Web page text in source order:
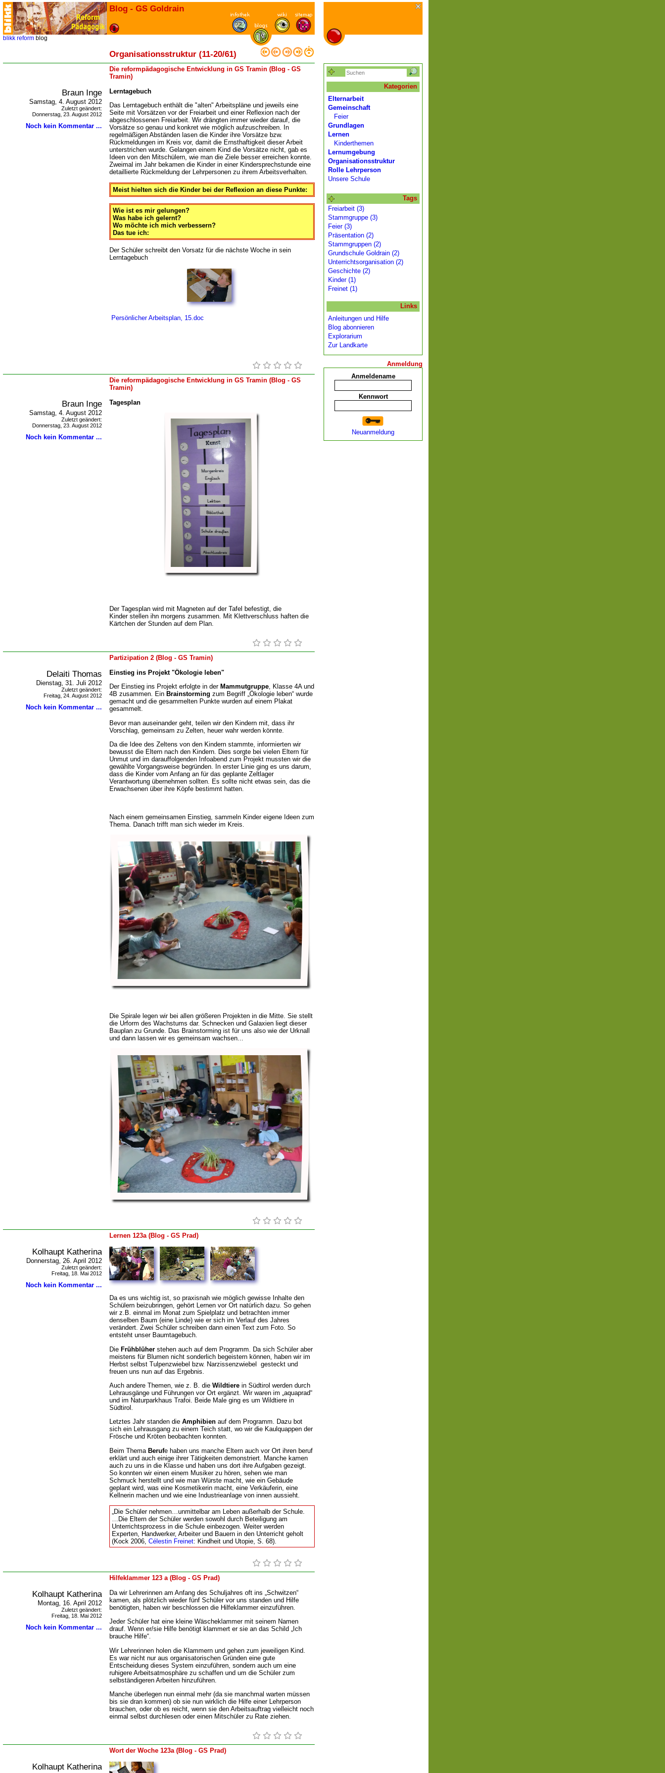
Blog - GS Goldrain
blikk reform blog
Organisationsstruktur (11-20/61)
Die reformpädagogische Entwicklung in GS Tramin (Blog - GS
Tramin)
Braun Inge
Samstag, 4. August 2012
Zuletzt geändert:
Donnerstag, 23. August 2012
Noch kein Kommentar ...
Lerntagebuch
Das Lerntagebuch enthält die "alten" Arbeitspläne und jeweils eine
Seite mit Vorsätzen vor der Freiarbeit und einer Reflexion nach der
abgeschlossenen Freiarbeit. Wir drängten immer wieder darauf, die
Vorsätze so genau und konkret wie möglich aufzuschreiben. In
regelmäßigen Abständen lasen die Kinder ihre Vorsätze bzw.
Rückmeldungen im Kreis vor, damit die Ernsthaftigkeit dieser Arbeit
unterstrichen wurde. Gelangen einem Kind die Vorsätze nicht, gab es
Ideen von den Mitschülern, wie man die Ziele besser erreichen konnte.
Zweimal im Jahr bekamen die Kinder in einer Kindersprechstunde eine
detaillierte Rückmeldung der Lehrpersonen zu ihrem Arbeitsverhalten.
Meist hielten sich die Kinder bei der Reflexion an diese Punkte:
Wie ist es mir gelungen?
Was habe ich gelernt?
Wo möchte ich mich verbessern?
Das tue ich:
Der Schüler schreibt den Vorsatz für die nächste Woche in sein
Lerntagebuch
Persönlicher Arbeitsplan, 15.doc
Die reformpädagogische Entwicklung in GS Tramin (Blog - GS
Tramin)
Braun Inge
Samstag, 4. August 2012
Zuletzt geändert:
Donnerstag, 23. August 2012
Noch kein Kommentar ...
Tagesplan
Der Tagesplan wird mit Magneten auf der Tafel befestigt, die
Kinder stellen ihn morgens zusammen. Mit Klettverschluss haften die
Kärtchen der Stunden auf dem Plan.
Partizipation 2 (Blog - GS Tramin)
Delaiti Thomas
Dienstag, 31. Juli 2012
Zuletzt geändert:
Freitag, 24. August 2012
Noch kein Kommentar ...
Einstieg ins Projekt "Ökologie leben"
Der Einstieg ins Projekt erfolgte in der Mammutgruppe, Klasse 4A und
4B zusammen. Ein Brainstorming zum Begriff „Ökologie leben“ wurde
gemacht und die gesammelten Punkte wurden auf einem Plakat
gesammelt.
Bevor man auseinander geht, teilen wir den Kindern mit, dass ihr
Vorschlag, gemeinsam zu Zelten, heuer wahr werden könnte.
Da die Idee des Zeltens von den Kindern stammte, informierten wir
bewusst die Eltern nach den Kindern. Dies sorgte bei vielen Eltern für
Unmut und im darauffolgenden Infoabend zum Projekt mussten wir die
gewählte Vorgangsweise begründen. In erster Linie ging es uns darum,
dass die Kinder vom Anfang an für das geplante Zeltlager
Verantwortung übernehmen sollten. Es sollte nicht etwas sein, das die
Erwachsenen über ihre Köpfe bestimmt hatten.
Nach einem gemeinsamen Einstieg, sammeln Kinder eigene Ideen zum
Thema. Danach trifft man sich wieder im Kreis.
Die Spirale legen wir bei allen größeren Projekten in die Mitte. Sie stellt
die Urform des Wachstums dar. Schnecken und Galaxien liegt dieser
Bauplan zu Grunde. Das Brainstorming ist für uns also wie der Urknall
und dann lassen wir es gemeinsam wachsen...
Lernen 123a (Blog - GS Prad)
Kolhaupt Katherina
Donnerstag, 26. April 2012
Zuletzt geändert:
Freitag, 18. Mai 2012
Noch kein Kommentar ...
Da es uns wichtig ist, so praxisnah wie möglich gewisse Inhalte den
Schülern beizubringen, gehört Lernen vor Ort natürlich dazu. So gehen
wir z.B. einmal im Monat zum Spielplatz und betrachten immer
denselben Baum (eine Linde) wie er sich im Verlauf des Jahres
verändert. Zwei Schüler schreiben dann einen Text zum Foto. So
entsteht unser Baumtagebuch.
Die Frühblüher stehen auch auf dem Programm. Da sich Schüler aber
meistens für Blumen nicht sonderlich begeistern können, haben wir im
Herbst selbst Tulpenzwiebel bzw. Narzissenzwiebel gesteckt und
freuen uns nun auf das Ergebnis.
Auch andere Themen, wie z. B. die Wildtiere in Südtirol werden durch
Lehrausgänge und Führungen vor Ort ergänzt. Wir waren im „aquaprad“
und im Naturparkhaus Trafoi. Beide Male ging es um Wildtiere in
Südtirol.
Letztes Jahr standen die Amphibien auf dem Programm. Dazu bot
sich ein Lehrausgang zu einem Teich statt, wo wir die Kaulquappen der
Frösche und Kröten beobachten konnten.
Beim Thema Berufe haben uns manche Eltern auch vor Ort ihren beruf
erklärt und auch einige ihrer Tätigkeiten demonstriert. Manche kamen
auch zu uns in die Klasse und haben uns dort ihre Aufgaben gezeigt.
So konnten wir einen einem Musiker zu hören, sehen wie man
Schmuck herstellt und wie man Würste macht, wie ein Gebäude
geplant wird, was eine Kosmetikerin macht, eine Verkäuferin, eine
Kellnerin machen und wie eine Industrieanlage von innen aussieht.
Die Schüler nehmen…unmittelbar am Leben außerhalb der Schule.
Die Eltern der Schüler werden sowohl durch Beteiligung am
Unterrichtsprozess in die Schule einbezogen. Weiter werden
Experten, Handwerker, Arbeiter und Bauern in den Unterricht geholt
(Kock 2006, Célestin Freinet: Kindheit und Utopie, S. 68).
Hilfeklammer 123 a (Blog - GS Prad)
Kolhaupt Katherina
Montag, 16. April 2012
Zuletzt geändert:
Freitag, 18. Mai 2012
Noch kein Kommentar ...
Da wir Lehrerinnen am Anfang des Schuljahres oft ins „Schwitzen“
kamen, als plötzlich wieder fünf Schüler vor uns standen und Hilfe
benötigten, haben wir beschlossen die Hilfeklammer einzuführen.
Jeder Schüler hat eine kleine Wäscheklammer mit seinem Namen
drauf. Wenn er/sie Hilfe benötigt klammert er sie an das Schild „Ich
brauche Hilfe“.
Wir Lehrerinnen holen die Klammern und gehen zum jeweiligen Kind.
Es war nicht nur aus organisatorischen Gründen eine gute
Entscheidung dieses System einzuführen, sondern auch um eine
ruhigere Arbeitsatmosphäre zu schaffen und um die Schüler zum
selbständigeren Arbeiten hinzuführen.
Manche überlegen nun einmal mehr (da sie manchmal warten müssen
bis sie dran kommen) ob sie nun wirklich die Hilfe einer Lehrperson
brauchen, oder ob es reicht, wenn sie den Arbeitsauftrag vielleicht noch
einmal selbst durchlesen oder einen Mitschüler zu Rate ziehen.
Wort der Woche 123a (Blog - GS Prad)
Kolhaupt Katherina
Kategorien
Elternarbeit
Gemeinschaft
Feier
Grundlagen
Lernen
Kinderthemen
Lernumgebung
Organisationsstruktur
Rolle Lehrperson
Unsere Schule
Tags
Freiarbeit (3)
Stammgruppe (3)
Feier (3)
Präsentation (2)
Stammgruppen (2)
Grundschule Goldrain (2)
Unterrichtsorganisation (2)
Geschichte (2)
Kinder (1)
Freinet (1)
Links
Anleitungen und Hilfe
Blog abonnieren
Explorarium
Zur Landkarte
Anmeldung
Anmeldename
Kennwort
Neuanmeldung